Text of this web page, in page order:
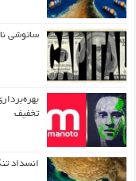
ساتوشی
تخفیف
انسداد